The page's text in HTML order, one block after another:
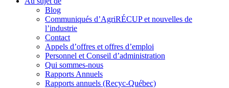
Blog
Communiqués d’AgriRÉCUP et nouvelles de
l’industrie
Contact
Appels d’offres et offres d’emploi
Personnel et Conseil d’administration
Qui sommes-nous
Rapports Annuels
Rapports annuels (Recyc-Québec)